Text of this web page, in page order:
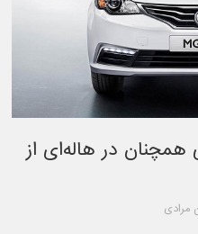
در هاله‌ای از
مرادی